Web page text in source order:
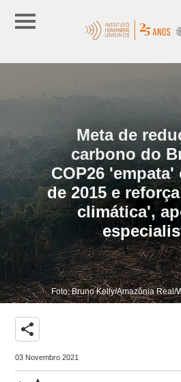
Meta de
carbono do
COP26 'empata'
de 2015 e
climática',
Foto: Bruno Kelly/Amazônia Real/
share
03 Novembro 2021